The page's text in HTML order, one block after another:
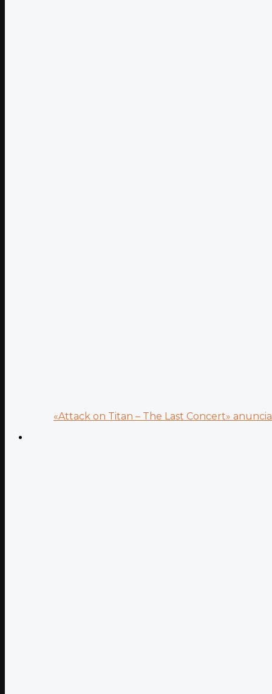
«Attack on Titan – The Last Concert»